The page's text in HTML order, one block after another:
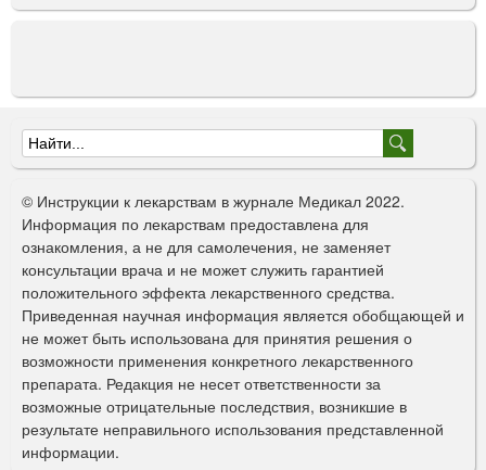
Ф
о
р
м
а
п
о
и
с
к
© Инструкции к лекарствам в журнале Медикал 2022.
Информация по лекарствам предоставлена для
ознакомления, а не для самолечения, не заменяет
консультации врача и не может служить гарантией
положительного эффекта лекарственного средства.
Приведенная научная информация является обобщающей и
не может быть использована для принятия решения о
возможности применения конкретного лекарственного
препарата. Редакция не несет ответственности за
возможные отрицательные последствия, возникшие в
результате неправильного использования представленной
информации.